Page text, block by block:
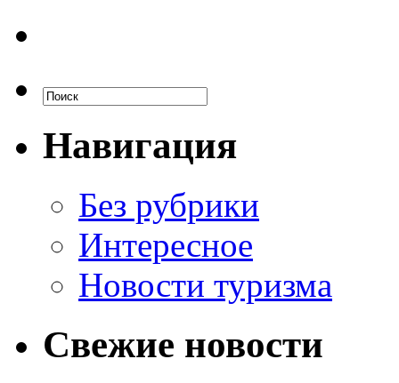
Навигация
Без рубрики
Интересное
Новости туризма
Свежие новости